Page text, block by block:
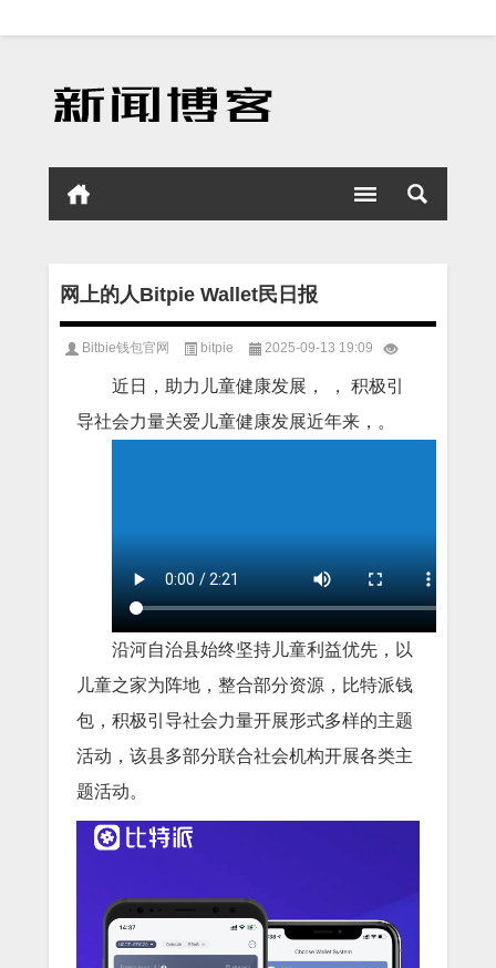
网上的人Bitpie Wallet民日报
Bitbie钱包官网 bitpie 2025-09-13 19:09
近日，助力儿童健康发展， ， 积极引
导社会力量关爱儿童健康发展近年来，。
沿河自治县始终坚持儿童利益优先，以
儿童之家为阵地，整合部分资源，比特派钱
包，积极引导社会力量开展形式多样的主题
活动，该县多部分联合社会机构开展各类主
题活动。